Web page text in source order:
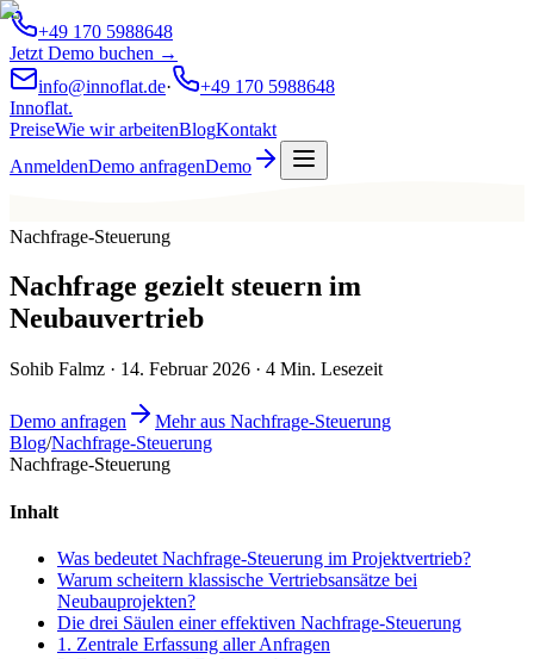
+49 170 5988648
Jetzt Demo buchen →
info@innoflat.de·
+49 170 5988648
Innoflat.
PreiseWie wir arbeitenBlogKontakt
AnmeldenDemo anfragenDemo
Nachfrage-Steuerung
Nachfrage gezielt steuern im
Neubauvertrieb
Sohib Falmz · 14. Februar 2026 · 4 Min. Lesezeit
Demo anfragen
Mehr aus Nachfrage-Steuerung
Blog/Nachfrage-Steuerung
Nachfrage-Steuerung
Inhalt
Was bedeutet Nachfrage-Steuerung im Projektvertrieb?
Warum scheitern klassische Vertriebsansätze bei
Neubauprojekten?
Die drei Säulen einer effektiven Nachfrage-Steuerung
1. Zentrale Erfassung aller Anfragen